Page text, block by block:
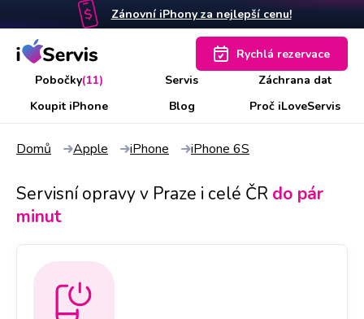
Zánovní iPhony za nejlepší cenu!
Pobočky(11) Servis
Záchrana dat
Koupit iPhone
Blog Proč iLoveServis
Rychlá rezervace
Domů Apple iPhone iPhone 6S
Servisní opravy v Praze i celé ČR do pár
minut